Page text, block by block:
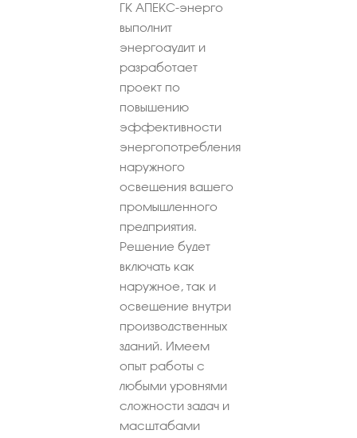
ГК АПЕКС-энерго
выполнит
энергоаудит и
разработает
проект по
повышению
эффективности
энергопотребления
наружного
освещения вашего
промышленного
предприятия.
Решение будет
включать как
наружное, так и
освещение внутри
производственных
зданий. Имеем
опыт работы с
любыми уровнями
сложности задач и
масштабами